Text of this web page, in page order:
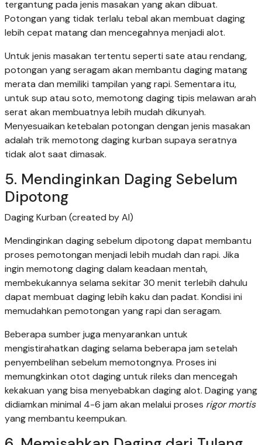
tergantung pada jenis masakan yang akan dibuat.
Potongan yang tidak terlalu tebal akan membuat daging
lebih cepat matang dan mencegahnya menjadi alot.
Untuk jenis masakan tertentu seperti sate atau rendang,
potongan yang seragam akan membantu daging matang
merata dan memiliki tampilan yang rapi. Sementara itu,
untuk sup atau soto, memotong daging tipis melawan arah
serat akan membuatnya lebih mudah dikunyah.
Menyesuaikan ketebalan potongan dengan jenis masakan
adalah trik memotong daging kurban supaya seratnya
tidak alot saat dimasak.
5. Mendinginkan Daging Sebelum
Dipotong
Daging Kurban (created by AI)
Mendinginkan daging sebelum dipotong dapat membantu
proses pemotongan menjadi lebih mudah dan rapi. Jika
ingin memotong daging dalam keadaan mentah,
membekukannya selama sekitar 30 menit terlebih dahulu
dapat membuat daging lebih kaku dan padat. Kondisi ini
memudahkan pemotongan yang rapi dan seragam.
Beberapa sumber juga menyarankan untuk
mengistirahatkan daging selama beberapa jam setelah
penyembelihan sebelum memotongnya. Proses ini
memungkinkan otot daging untuk rileks dan mencegah
kekakuan yang bisa menyebabkan daging alot. Daging yang
didiamkan minimal 4-6 jam akan melalui proses rigor mortis
yang membantu keempukan.